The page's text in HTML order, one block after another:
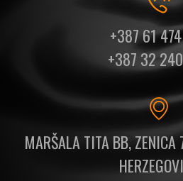
+387 61
+387 32
MARŠALA TITA BB,